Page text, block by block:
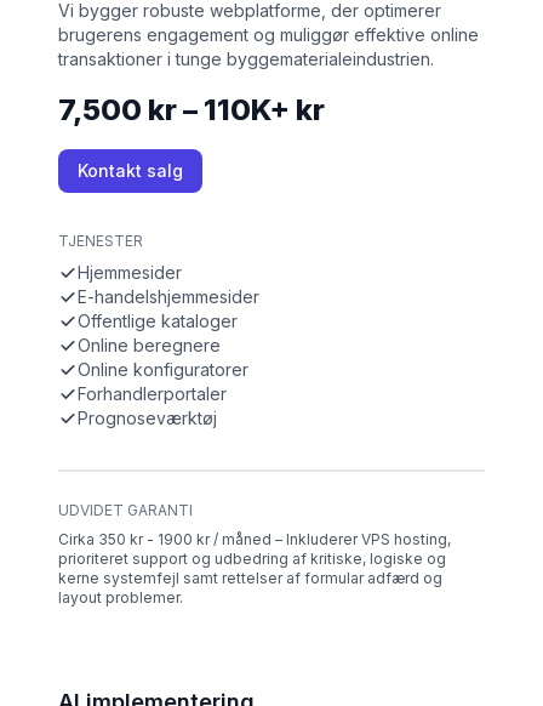
Vi bygger robuste webplatforme, der optimerer
brugerens engagement og muliggør effektive online
transaktioner i tunge byggematerialeindustrien.
7,500 kr – 110K+ kr
Kontakt salg
TJENESTER
Hjemmesider
E-handelshjemmesider
Offentlige kataloger
Online beregnere
Online konfiguratorer
Forhandlerportaler
Prognoseværktøj
UDVIDET GARANTI
Cirka 350 kr - 1900 kr / måned – Inkluderer VPS hosting,
prioriteret support og udbedring af kritiske, logiske og
kerne systemfejl samt rettelser af formular adfærd og
layout problemer.